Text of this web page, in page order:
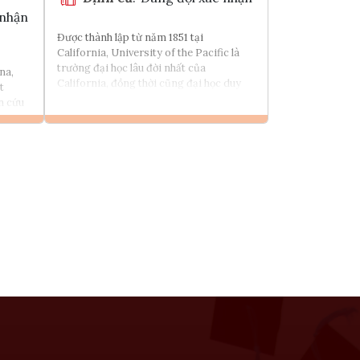
cứu
Được thành lập từ năm 1851 tại
California, University of the Pacific là
trường đại học lâu đời nhất của
California, đồng thời cũng đại học duy